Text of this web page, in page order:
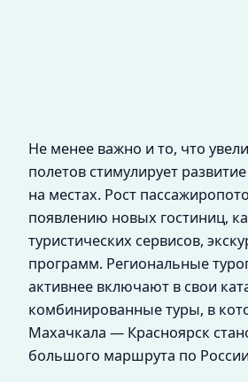
Не менее важно и то, что
полетов стимулирует
на местах. Рост
появлению новых гостиниц,
туристических сервисов,
программ. Региональные
активнее включают в свои
комбинированные туры, в
Махачкала — Красноярск
большого маршрута по